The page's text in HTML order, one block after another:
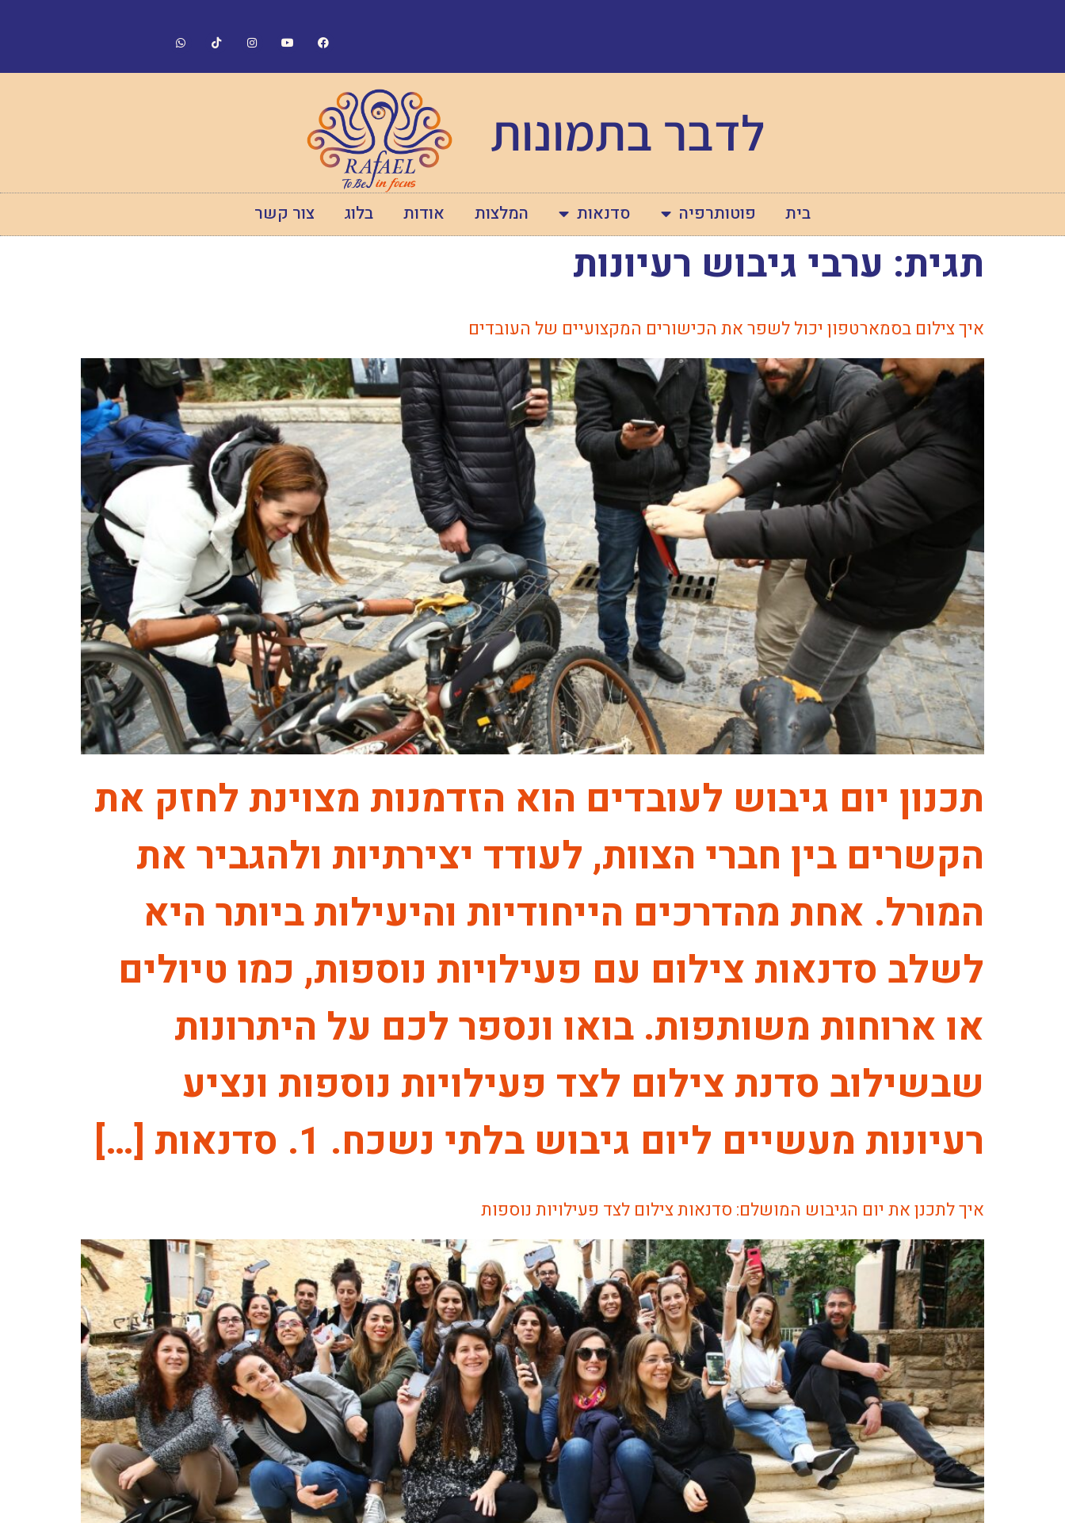
לדבר בתמונות
בית פוטותרפיה סדנאות המלצות אודות בלוג צור קשר
תגית: ערבי גיבוש רעיונות
איך צילום בסמארטפון יכול לשפר את הכישורים המקצועיים של העובדים
תכנון יום גיבוש לעובדים הוא הזדמנות מצוינת לחזק את
הקשרים בין חברי הצוות, לעודד יצירתיות ולהגביר את
המורל. אחת מהדרכים הייחודיות והיעילות ביותר היא
לשלב סדנאות צילום עם פעילויות נוספות, כמו טיולים
או ארוחות משותפות. בואו ונספר לכם על היתרונות
שבשילוב סדנת צילום לצד פעילויות נוספות ונציע
רעיונות מעשיים ליום גיבוש בלתי נשכח. 1. סדנאות […]
איך לתכנן את יום הגיבוש המושלם: סדנאות צילום לצד פעילויות נוספות